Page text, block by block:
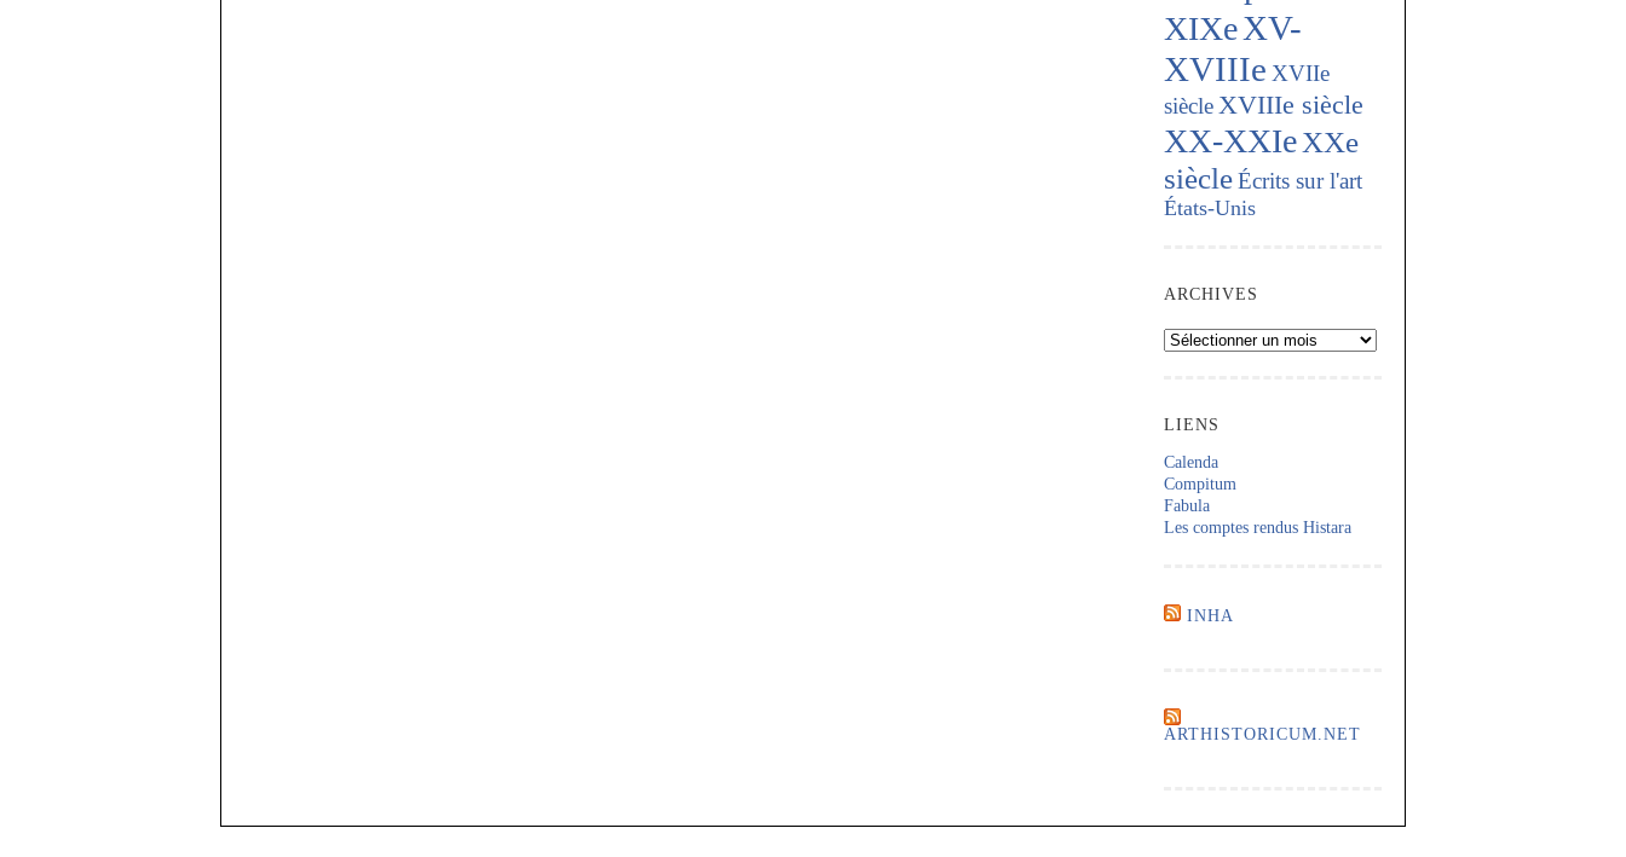
XIXeXV-
XVIIIe XVIIe
siècleXVIIIe siècle
XX-XXIeXXe
siècleÉcrits sur l'art
États-Unis
ARCHIVES
Archives
LIENS
Calenda
Compitum
Fabula
Les comptes rendus Histara
INHA
ARTHISTORICUM.NET